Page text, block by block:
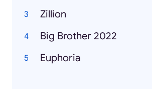
Zillion
Big Brother 2022
Euphoria